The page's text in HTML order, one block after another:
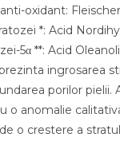
oxidant:
*: Acid
5α **: Acid
ingrosarea
porilor pielii.
o anomalie
o crestere a